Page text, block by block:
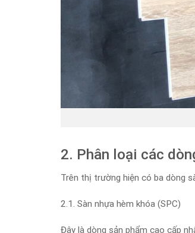
2. Phân loại các
Trên thị trường hiện có ba dòng
2.1. Sàn nhựa hèm khóa (SPC)
Đây là dòng sản phẩm cao cấp